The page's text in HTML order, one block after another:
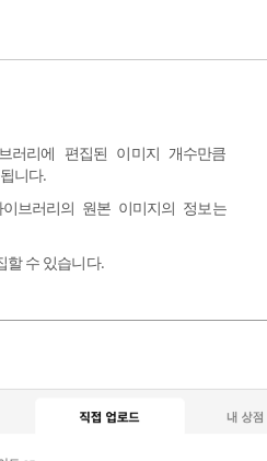
리에 편집된 이미지 개수만큼
니다.
브러리의 원본 이미지의 정보는
할 수 있습니다.